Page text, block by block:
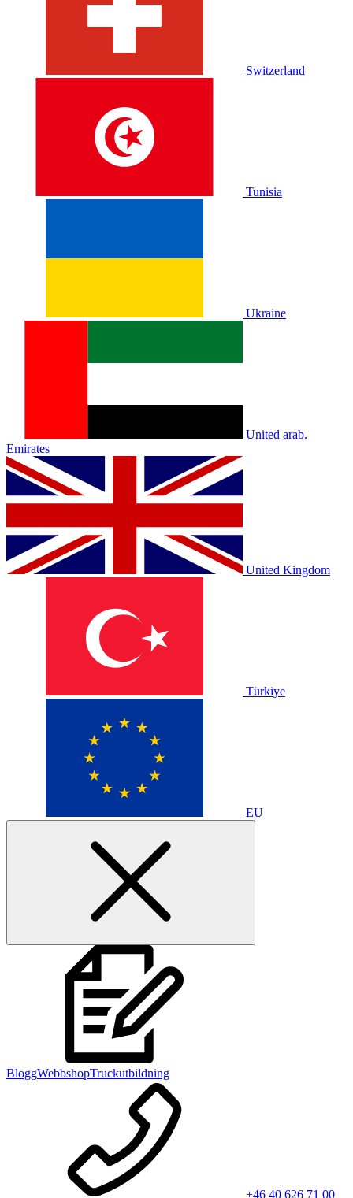
Switzerland
Tunisia
Ukraine
United arab.
Emirates
United Kingdom
Türkiye
EU
BloggWebbshopTruckutbildning
+46 40 626 71 00